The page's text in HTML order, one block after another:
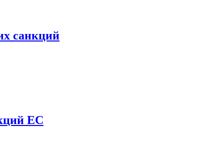
санкций
ЕС